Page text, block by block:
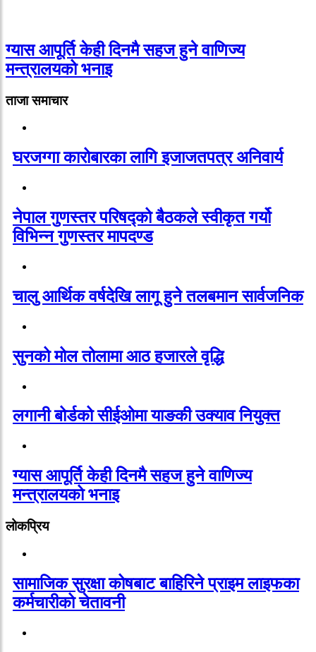
ग्यास आपूर्ति केही दिनमै सहज हुने वाणिज्य
मन्त्रालयको भनाइ
ताजा समाचार
घरजग्गा कारोबारका लागि इजाजतपत्र अनिवार्य
नेपाल गुणस्तर परिषद्को बैठकले स्वीकृत गर्यो
विभिन्न गुणस्तर मापदण्ड
चालु आर्थिक वर्षदेखि लागू हुने तलबमान सार्वजनिक
सुनको मोल तोलामा आठ हजारले वृद्धि
लगानी बोर्डको सीईओमा याङकी उक्याव नियुक्त
ग्यास आपूर्ति केही दिनमै सहज हुने वाणिज्य
मन्त्रालयको भनाइ
लोकप्रिय
सामाजिक सुरक्षा कोषबाट बाहिरिने प्राइम लाइफका
कर्मचारीको चेतावनी